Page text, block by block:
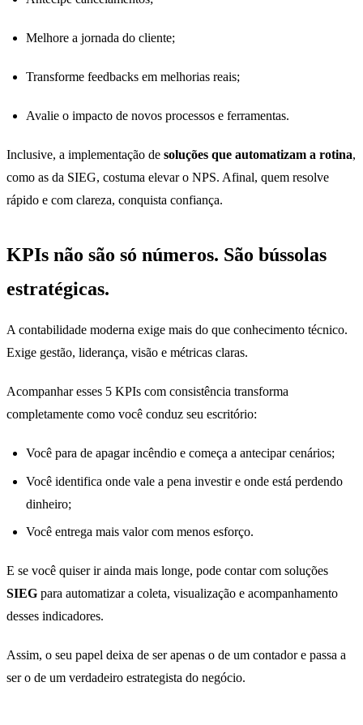
Melhore a jornada do cliente;
Transforme feedbacks em melhorias reais;
Avalie o impacto de novos processos e ferramentas.
Inclusive, a implementação de soluções que automatizam a rotina,
como as da SIEG, costuma elevar o NPS. Afinal, quem resolve
rápido e com clareza, conquista confiança.
KPIs não são só números. São bússolas
estratégicas.
A contabilidade moderna exige mais do que conhecimento técnico.
Exige gestão, liderança, visão e métricas claras.
Acompanhar esses 5 KPIs com consistência transforma
completamente como você conduz seu escritório:
Você para de apagar incêndio e começa a antecipar cenários;
Você identifica onde vale a pena investir e onde está perdendo
dinheiro;
Você entrega mais valor com menos esforço.
E se você quiser ir ainda mais longe, pode contar com soluções
SIEG para automatizar a coleta, visualização e acompanhamento
desses indicadores.
Assim, o seu papel deixa de ser apenas o de um contador e passa a
ser o de um verdadeiro estrategista do negócio.